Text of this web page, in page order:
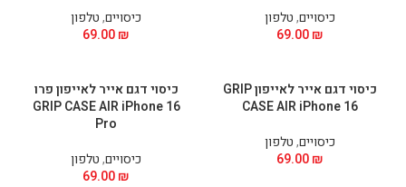
כיסויים,טלפון
69.00₪
כיסויים,טלפון
69.00₪
כיסוי דגם אייר לאייפון GRIP
CASE AIR iPhone 16
כיסויים,טלפון
69.00₪
כיסוי דגם אייר לאייפון פרו
GRIP CASE AIR iPhone 16
Pro
כיסויים,טלפון
69.00₪